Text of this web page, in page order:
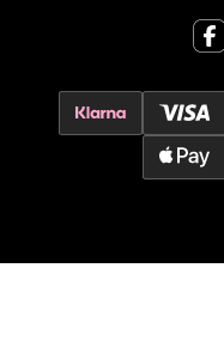
Strandtorget,
Åpent i dag 09-20